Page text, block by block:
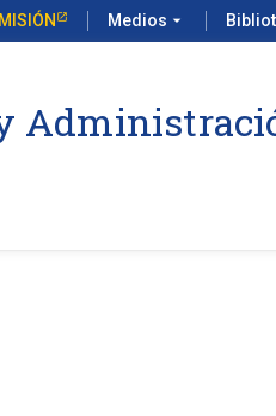
Medios arrow_drop_down